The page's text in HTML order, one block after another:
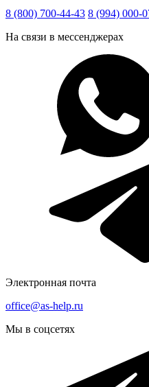
8 (800) 700-44-43 8 (994) 000-
На связи в мессенджерах
Электронная почта
office@as-help.ru
Мы в соцсетях